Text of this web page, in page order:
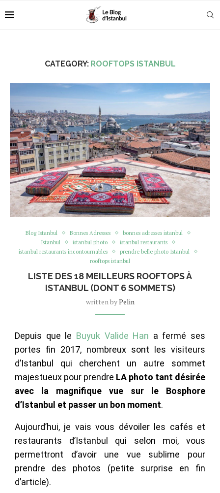
CATEGORY: ROOFTOPS ISTANBUL
Blog Istanbul Bonnes Adresses
bonnes adresses istanbul
Istanbul
istanbul photo
istanbul restaurants
istanbul restaurants incontournables
prendre belle photo Istanbul
rooftops istanbul
LISTE DES 18 MEILLEURS ROOFTOPS À
ISTANBUL (DONT 6 SOMMETS)
written byPelin
Depuis que le Buyuk Valide Han a fermé ses
portes fin 2017, nombreux sont les visiteurs
d’Istanbul qui cherchent un autre sommet
majestueux pour prendre LA photo tant désirée
avec la magnifique vue sur le Bosphore
d’Istanbul et passer un bon moment.
Aujourd’hui, je vais vous dévoiler les cafés et
restaurants d’Istanbul qui selon moi, vous
permettront d’avoir une vue sublime pour
prendre des photos (petite surprise en fin
d’article).